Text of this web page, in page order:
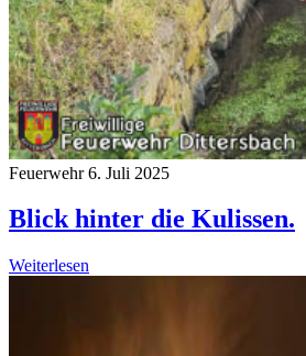
Feuerwehr 6. Juli 2025
Blick hinter die Kulissen.
Weiterlesen